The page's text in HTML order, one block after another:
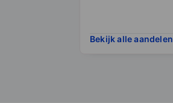
Bekijk alle aandelen